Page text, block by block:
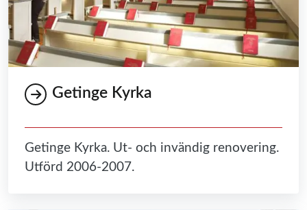
Getinge Kyrka
Getinge Kyrka. Ut- och invändig renovering.
Utförd 2006-2007.